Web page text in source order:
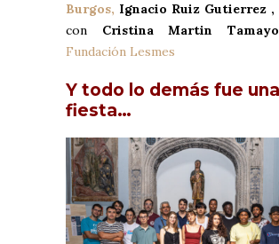
Burgos, Ignacio Ruiz Gutierrez ,
con Cristina Martin Tamayo
Fundación Lesmes
Y todo lo demás fue una
fiesta…